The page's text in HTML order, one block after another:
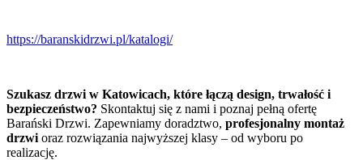
https://baranskidrzwi.pl/katalogi/
Szukasz drzwi w Katowicach, które łączą design, trwałość i
bezpieczeństwo? Skontaktuj się z nami i poznaj pełną ofertę
Barański Drzwi. Zapewniamy doradztwo, profesjonalny montaż
drzwi oraz rozwiązania najwyższej klasy – od wyboru po
realizację.